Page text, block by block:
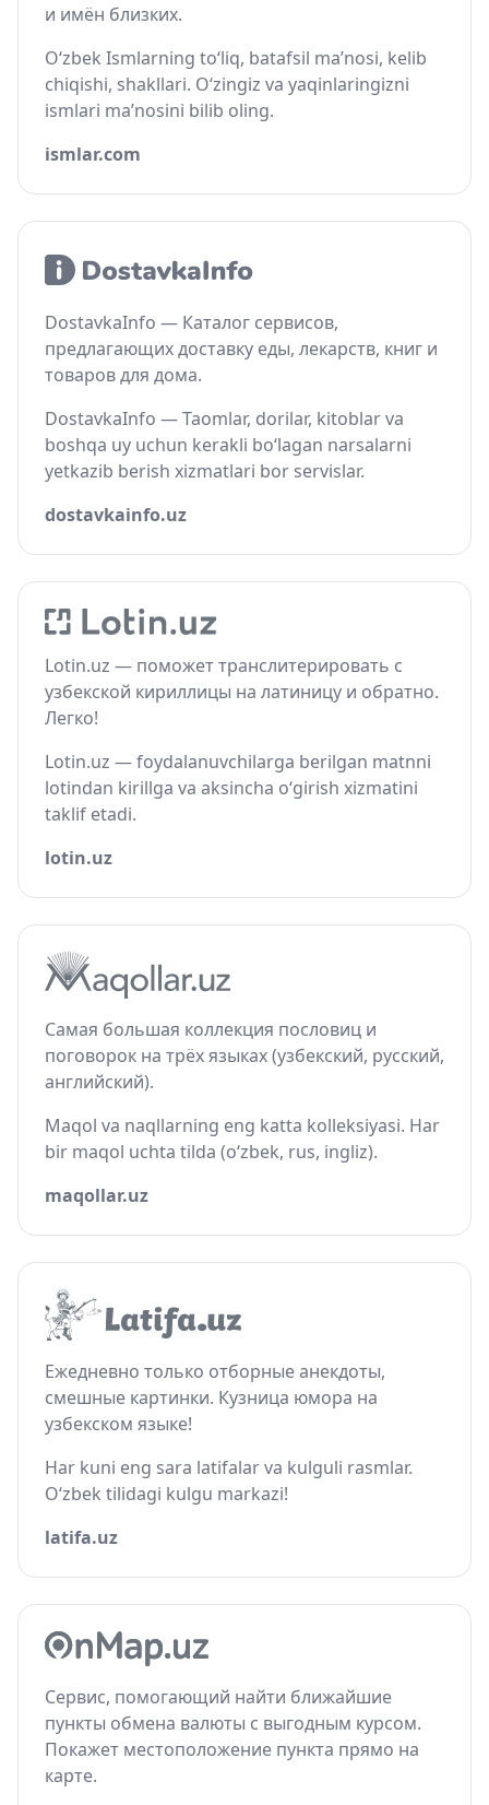
и имён близких.
O‘zbek Ismlarning to‘liq, batafsil ma’nosi, kelib
chiqishi, shakllari. O‘zingiz va yaqinlaringizni
ismlari ma’nosini bilib oling.
ismlar.com
DostavkaInfo — Каталог сервисов,
предлагающих доставку еды, лекарств, книг и
товаров для дома.
DostavkaInfo — Taomlar, dorilar, kitoblar va
boshqa uy uchun kerakli bo‘lagan narsalarni
yetkazib berish xizmatlari bor servislar.
dostavkainfo.uz
Lotin.uz — поможет транслитерировать с
узбекской кириллицы на латиницу и обратно.
Легко!
Lotin.uz — foydalanuvchilarga berilgan matnni
lotindan kirillga va aksincha o‘girish xizmatini
taklif etadi.
lotin.uz
Самая большая коллекция пословиц и
поговорок на трёх языках (узбекский, русский,
английский).
Maqol va naqllarning eng katta kolleksiyasi. Har
bir maqol uchta tilda (o‘zbek, rus, ingliz).
maqollar.uz
Ежедневно только отборные анекдоты,
смешные картинки. Кузница юмора на
узбекском языке!
Har kuni eng sara latifalar va kulguli rasmlar.
O‘zbek tilidagi kulgu markazi!
latifa.uz
Сервис, помогающий найти ближайшие
пункты обмена валюты с выгодным курсом.
Покажет местоположение пункта прямо на
карте.